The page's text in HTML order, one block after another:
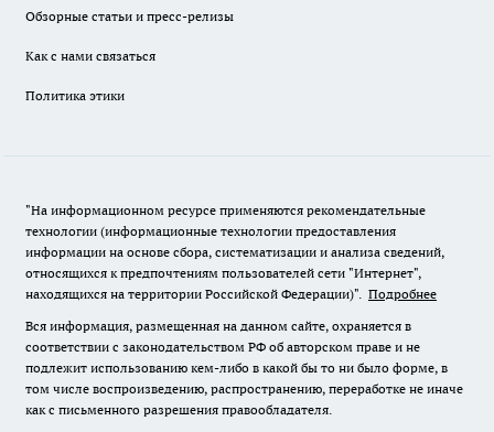
Обзорные статьи и пресс-релизы
Как с нами связаться
Политика этики
"На информационном ресурсе применяются рекомендательные
технологии (информационные технологии предоставления
информации на основе сбора, систематизации и анализа сведений,
относящихся к предпочтениям пользователей сети "Интернет",
находящихся на территории Российской Федерации)". Подробнее
Вся информация, размещенная на данном сайте, охраняется в
соответствии с законодательством РФ об авторском праве и не
подлежит использованию кем-либо в какой бы то ни было форме, в
том числе воспроизведению, распространению, переработке не иначе
как с письменного разрешения правообладателя.